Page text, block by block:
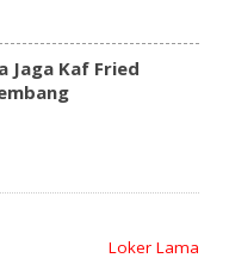
Jaga Kaf Fried
Loker Lama